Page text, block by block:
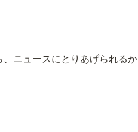
ニュースにとりあげられるか